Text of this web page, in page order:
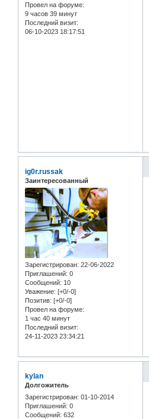
Провел на форуме:
9 часов 39 минут
Последний визит:
06-10-2023 18:17:51
ig0r.russak
Заинтересованный
Зарегистрирован: 22-06-2022
Приглашений: 0
Сообщений: 10
Уважение: [+0/-0]
Позитив: [+0/-0]
Провел на форуме:
1 час 40 минут
Последний визит:
24-11-2023 23:34:21
kylan
Долгожитель
Зарегистрирован: 01-10-2014
Приглашений: 0
Сообщений: 632